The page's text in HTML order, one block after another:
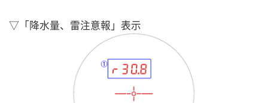
▽「降水量、雷注意報」表示